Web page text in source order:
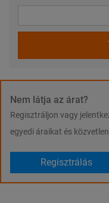
Nem látja az árat?
Regisztráljon vagy
egyedi áraikat és
Regisztrálás